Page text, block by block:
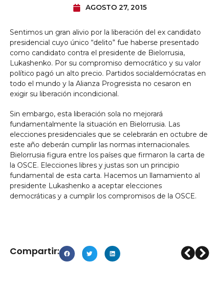
AGOSTO 27, 2015
Sentimos un gran alivio por la liberación del ex candidato
presidencial cuyo único “delito” fue haberse presentado
como candidato contra el presidente de Bielorrusia,
Lukashenko. Por su compromiso democrático y su valor
político pagó un alto precio. Partidos socialdemócratas en
todo el mundo y la Alianza Progresista no cesaron en
exigir su liberación incondicional.
Sin embargo, esta liberación sola no mejorará
fundamentalmente la situación en Bielorrusia. Las
elecciones presidenciales que se celebrarán en octubre de
este año deberán cumplir las normas internacionales.
Bielorrusia figura entre los países que firmaron la carta de
la OSCE. Elecciones libres y justas son un principio
fundamental de esta carta. Hacemos un llamamiento al
presidente Lukashenko a aceptar elecciones
democráticas y a cumplir los compromisos de la OSCE.
Compartir: